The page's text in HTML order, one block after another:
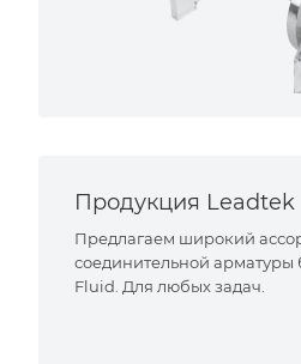
Продукция Leadtek
Предлагаем широкий
соединительной арматуры
Fluid. Для любых задач.